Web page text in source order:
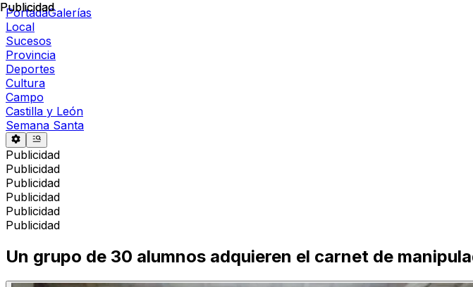
PortadaGalerías
Local
Sucesos
Provincia
Deportes
Cultura
Campo
Castilla y León
Semana Santa
Publicidad
Publicidad
Publicidad
Publicidad
Publicidad
Publicidad
Publicidad
Un grupo de 30 alumnos adquieren el carnet de
Publicidad